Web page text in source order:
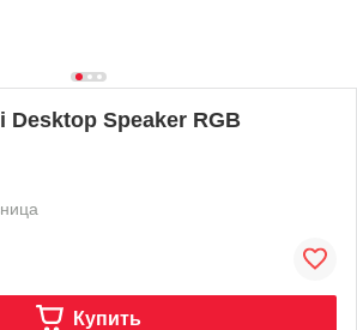
Desktop Speaker RGB
Купить